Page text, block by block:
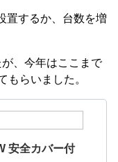
置するか、台数を増
、今年はここまで
もらいました。
安全カバー付